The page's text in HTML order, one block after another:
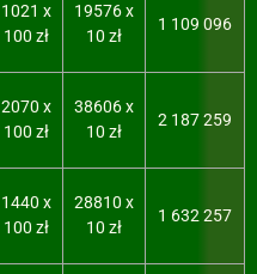
1021 x
100 zł
19576 x
10 zł
1 109 096
2070 x
100 zł
38606 x
10 zł
2 187 259
1440 x
100 zł
28810 x
10 zł
1 632 257